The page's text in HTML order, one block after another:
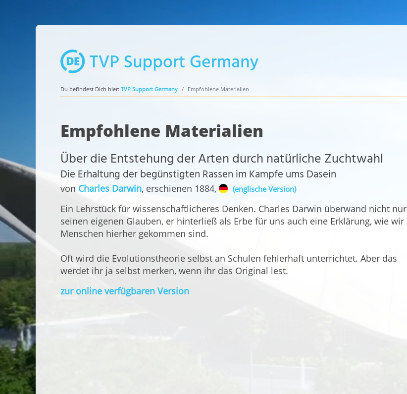
Du befindest Dich hier: TVP Support Germany Empfohlene Materialien
Empfohlene Materialien
Über die Entstehung der Arten durch natürliche Zuchtwahl
Die Erhaltung der begünstigten Rassen im Kampfe ums Dasein
von Charles Darwin, erschienen 1884, (englische Version)
Ein Lehrstück für wissenschaftlicheres Denken. Charles Darwin überwand nicht nur
seinen eigenen Glauben, er hinterließ als Erbe für uns auch eine Erklärung, wie wir
Menschen hierher gekommen sind.
Oft wird die Evolutionstheorie selbst an Schulen fehlerhaft unterrichtet. Aber das
werdet ihr ja selbst merken, wenn ihr das Original lest.
zur online verfügbaren Version